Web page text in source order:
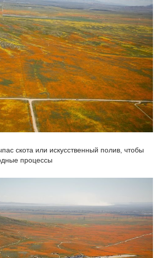
скота или искусственный полив, чтобы
процессы